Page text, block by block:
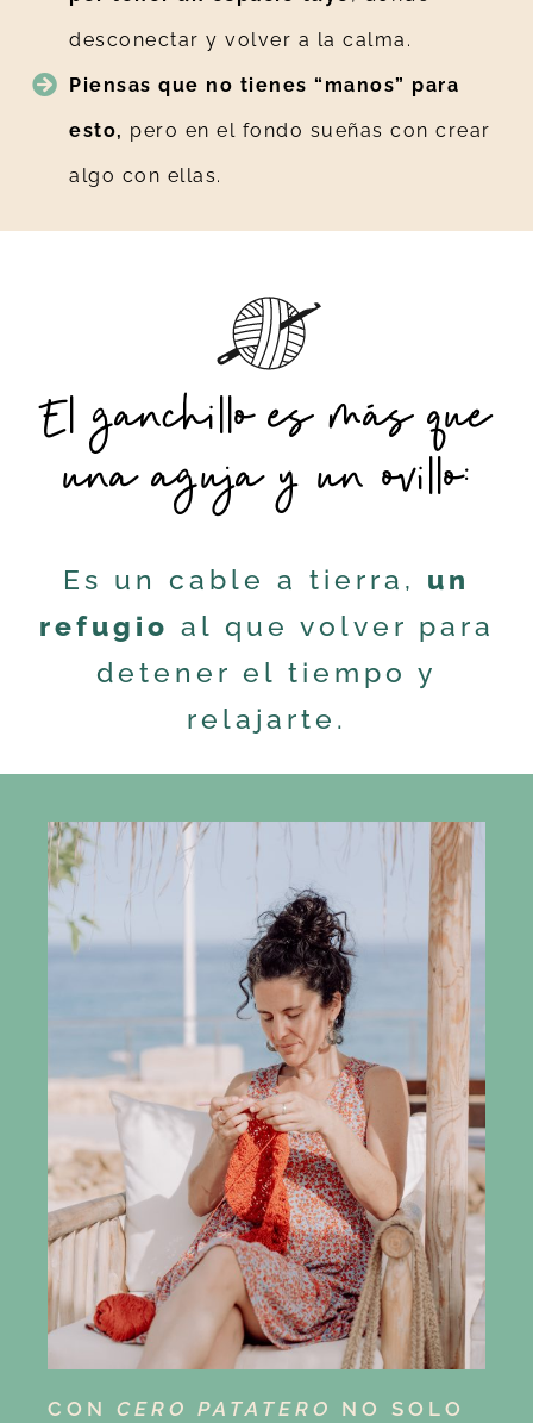
desconectar y volver a la calma.
Piensas que no tienes “manos” para
esto, pero en el fondo sueñas con crear
algo con ellas.
El ganchillo es más que
una aguja y un ovillo:
Es un cable a tierra, un
refugio al que volver para
detener el tiempo y
relajarte.
CON CERO PATATERO
NO SOLO